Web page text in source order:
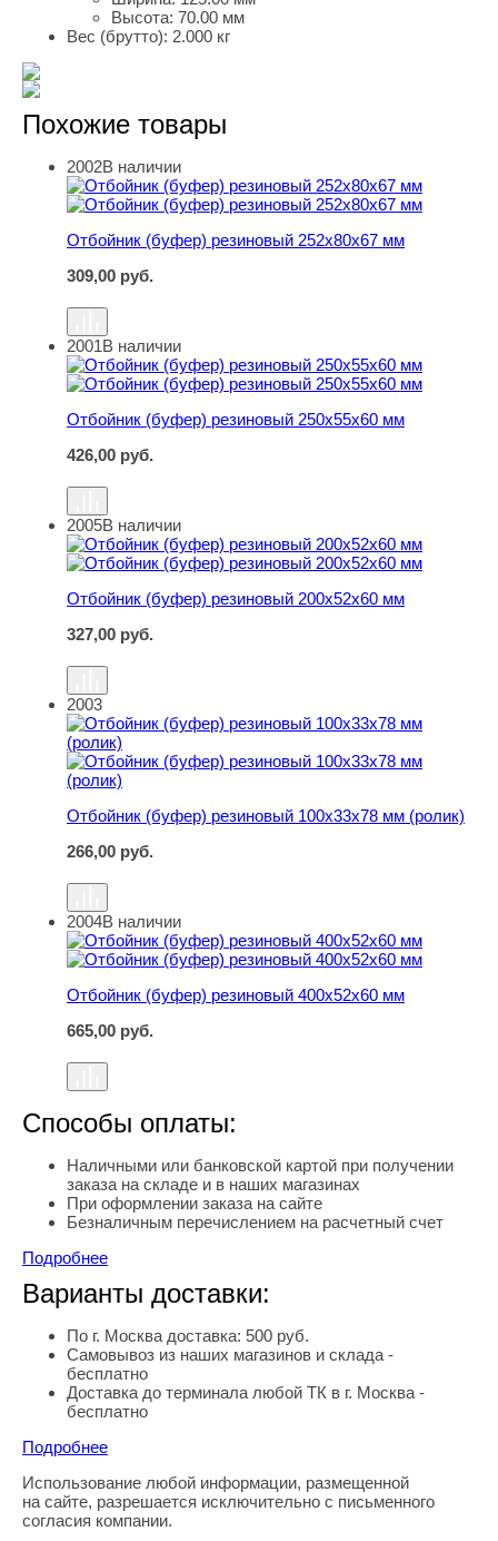
Высота: 70.00 мм
Вес (брутто): 2.000 кг
Похожие товары
Отбойник (буфер) резиновый 252х80х67 мм
2002В наличии
Отбойник (буфер) резиновый 252х80х67 мм
309,00 руб.
Отбойник (буфер) резиновый 250х55х60 мм
2001В наличии
Отбойник (буфер) резиновый 250х55х60 мм
426,00 руб.
Отбойник (буфер) резиновый 200х52х60 мм
2005В наличии
Отбойник (буфер) резиновый 200х52х60 мм
327,00 руб.
Отбойник (буфер) резиновый 100х33х78 мм (ролик)
2003
Отбойник (буфер) резиновый 100х33х78 мм (ролик)
266,00 руб.
Отбойник (буфер) резиновый 400х52х60 мм
2004В наличии
Отбойник (буфер) резиновый 400х52х60 мм
665,00 руб.
Способы оплаты:
Наличными или банковской картой при получении
заказа на складе и в наших магазинах
При оформлении заказа на сайте
Безналичным перечислением на расчетный счет
Подробнее
Варианты доставки:
По г. Москва доставка: 500 руб.
Самовывоз из наших магазинов и склада -
бесплатно
Доставка до терминала любой ТК в г. Москва -
бесплатно
Подробнее
Правовая информация
Использование любой информации, размещенной
на сайте, разрешается исключительно с письменного
согласия компании.